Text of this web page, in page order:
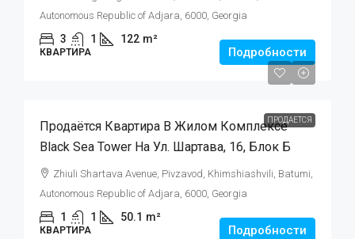
Autonomous Republic of Adjara, 6000, Georgia
3 1 122 m²
КВАРТИРА Подробности
ПРОДАЕТСЯ
Продаётся Квартира В Жилом Комплексе
Black Sea Tower На Ул. Шартава, 16, Блок Б
Zhiuli Shartava Avenue, Pivzavod, Khimshiashvili, Batumi,
Autonomous Republic of Adjara, 6000, Georgia
1 1 50.1 m²
КВАРТИРА Подробности